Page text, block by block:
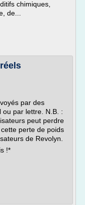
chimiques,
de...
par des
ou par lettre. N.B. :
peut perdre
perte de poids
de Revolyn.
!*